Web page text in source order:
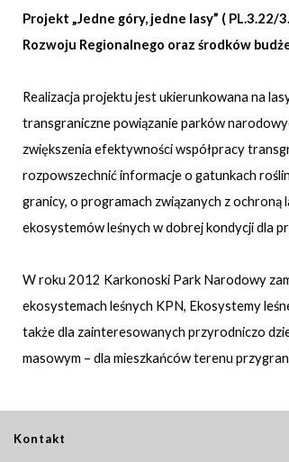
Projekt „Jedne góry, jedne lasy” (
Rozwoju Regionalnego oraz środków
Realizacja projektu jest ukierunkowana na
transgraniczne powiązanie parków
zwiększenia efektywności współpracy
rozpowszechnić informacje o gatunkach
granicy, o programach związanych z
ekosystemów leśnych w dobrej kondycji dla
W roku 2012 Karkonoski Park Narodowy
ekosystemach leśnych KPN, Ekosystemy
także dla zainteresowanych przyrodniczo
masowym – dla mieszkańców terenu
Kontakt